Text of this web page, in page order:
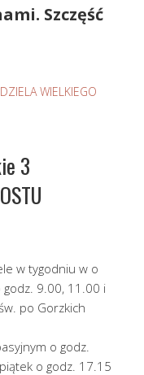
Szczęść
WIELKIEGO
3
w tygodniu w o
9.00, 11.00 i
po Gorzkich
o godz.
o godz. 17.15